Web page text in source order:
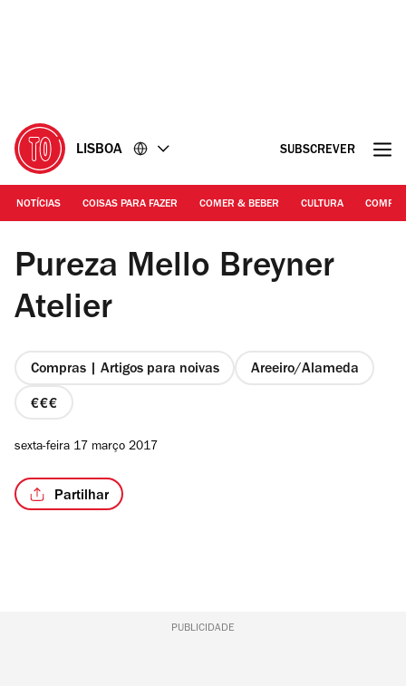
LISBOA SUBSCREVER
NOTÍCIAS COISAS PARA FAZER COMER & BEBER CULTURA
DR
Pureza Mello Breyner
Atelier
Compras | Artigos para noivas Areeiro/Alameda
preço
4
sexta-feira 17 março 2017
Partilhar
PUBLICIDADE